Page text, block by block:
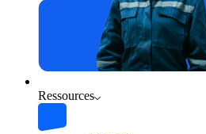
Ressources